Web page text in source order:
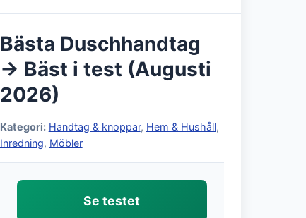
Bästa Duschhandtag
→ Bäst i test (Augusti
2026)
Kategori: Handtag & knoppar, Hem & Hushåll,
Inredning, Möbler
Se testet